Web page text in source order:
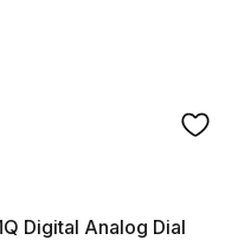
Digital Analog Dial